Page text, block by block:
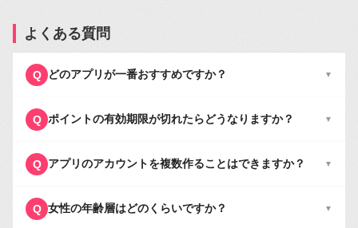
よくある質問
Q どのアプリが一番おすすめですか？ ▼
Q ポイントの有効期限が切れたらどうなりますか？ ▼
Q アプリのアカウントを複数作ることはできますか？ ▼
Q 女性の年齢層はどのくらいですか？ ▼